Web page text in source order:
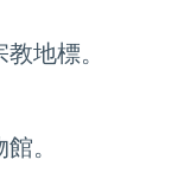
地標。
。